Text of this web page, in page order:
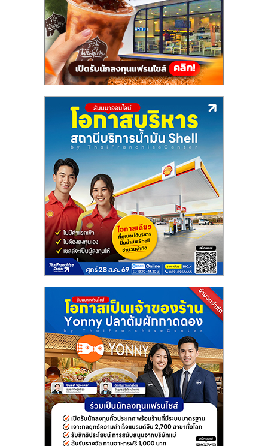
ไชส์,
รวม
แฟ
ไชส์
ขาย
แฟ
ไชส์
แฟ
ไชส์
ขาย